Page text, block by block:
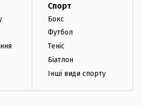
Спорт
Бокс
Футбол
Теніс
Біатлон
Інші види спорту